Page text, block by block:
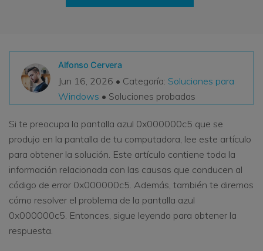
Recupera datos perdidos/eliminados gratis
Pruébalo Gratis
Otros Productos
Repairit - Reparar Datos
UBackit - Respaldar Datos
Alfonso Cervera
Jun 16, 2026 • Categoría: Soluciones para
Windows • Soluciones probadas
Si te preocupa la pantalla azul 0x000000c5 que se
produjo en la pantalla de tu computadora, lee este artículo
para obtener la solución. Este artículo contiene toda la
información relacionada con las causas que conducen al
código de error 0x000000c5. Además, también te diremos
cómo resolver el problema de la pantalla azul
0x000000c5. Entonces, sigue leyendo para obtener la
respuesta.